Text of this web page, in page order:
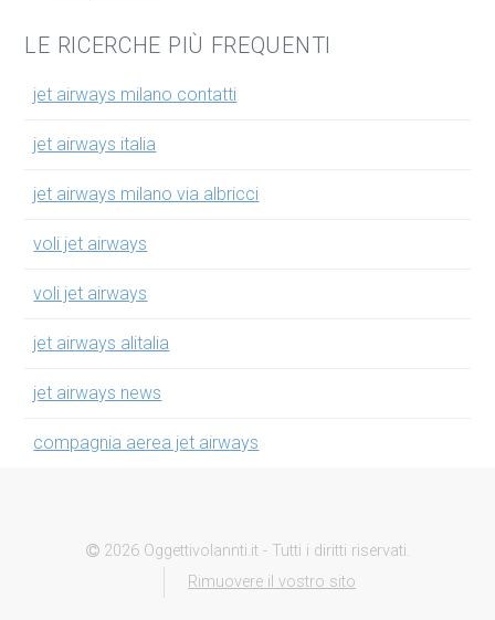
LE RICERCHE PIÙ FREQUENTI
jet airways milano contatti
jet airways italia
jet airways milano via albricci
voli jet airways
voli jet airways
jet airways alitalia
jet airways news
compagnia aerea jet airways
2026 Oggettivolannti.it - Tutti i diritti riservati.
Rimuovere il vostro sito